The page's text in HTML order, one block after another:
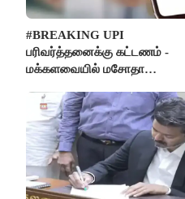
#BREAKING UPI
பரிவர்த்தனைக்கு கட்டணம் -
மக்களவையில் மசோதா